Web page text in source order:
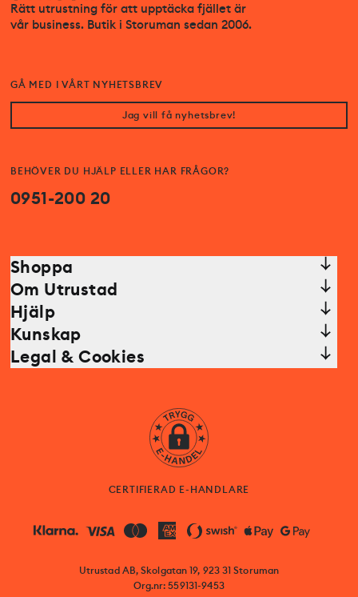
Rätt utrustning för att upptäcka fjället är
vår business. Butik i Storuman sedan 2006.
BEHÖVER DU HJÄLP ELLER HAR FRÅGOR?
0951-200 20
GÅ MED I VÅRT NYHETSBREV
Jag vill få nyhetsbrev!
Shoppa
Om Utrustad
Hjälp
Kunskap
Legal & Cookies
CERTIFIERAD E-HANDLARE
Utrustad AB, Skolgatan 19, 923 31 Storuman
Org.nr: 559131-9453